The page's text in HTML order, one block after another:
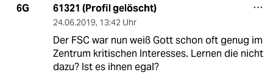
6G 61321 (Profil gelöscht)
24.06.2019, 13:42 Uhr
Der FSC war nun weiß Gott schon oft genug im
Zentrum kritischen Interesses. Lernen die nicht
dazu? Ist es ihnen egal?